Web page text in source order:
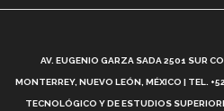
¿Cómo es el Modelo
AV. EUGENIO GARZA SADA 2501 SUR
MONTERREY, NUEVO LEÓN, MÉXICO | TEL.
TECNOLÓGICO Y DE ESTUDIOS